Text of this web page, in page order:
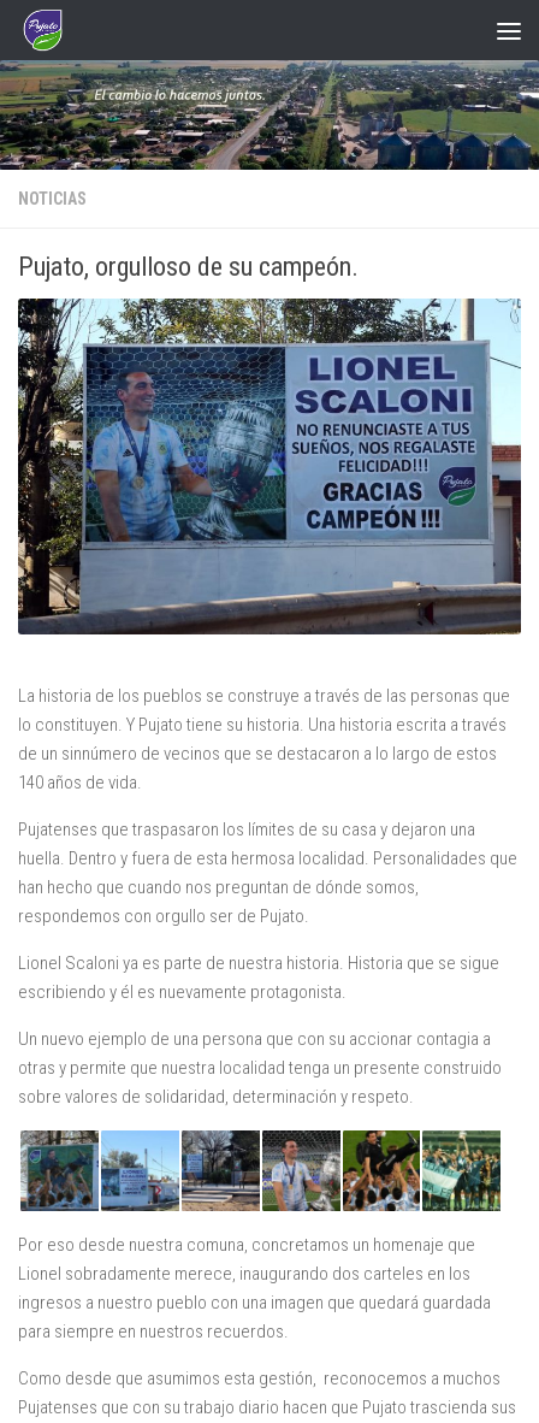
Saltar al contenido
NOTICIAS
Pujato, orgulloso de su campeón.
La historia de los pueblos se construye a través de las personas que
lo constituyen. Y Pujato tiene su historia. Una historia escrita a través
de un sinnúmero de vecinos que se destacaron a lo largo de estos
140 años de vida.
Pujatenses que traspasaron los límites de su casa y dejaron una
huella. Dentro y fuera de esta hermosa localidad. Personalidades que
han hecho que cuando nos preguntan de dónde somos,
respondemos con orgullo ser de Pujato.
Lionel Scaloni ya es parte de nuestra historia. Historia que se sigue
escribiendo y él es nuevamente protagonista.
Un nuevo ejemplo de una persona que con su accionar contagia a
otras y permite que nuestra localidad tenga un presente construido
sobre valores de solidaridad, determinación y respeto.
Por eso desde nuestra comuna, concretamos un homenaje que
Lionel sobradamente merece, inaugurando dos carteles en los
ingresos a nuestro pueblo con una imagen que quedará guardada
para siempre en nuestros recuerdos.
Como desde que asumimos esta gestión, reconocemos a muchos
Pujatenses que con su trabajo diario hacen que Pujato trascienda sus